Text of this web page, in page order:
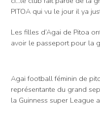
PITOA qui vu le jour il ya
Les filles d’Agai de Pitoa
avoir le passeport pour la
Agai football féminin de
représentante du grand
la Guinness super League